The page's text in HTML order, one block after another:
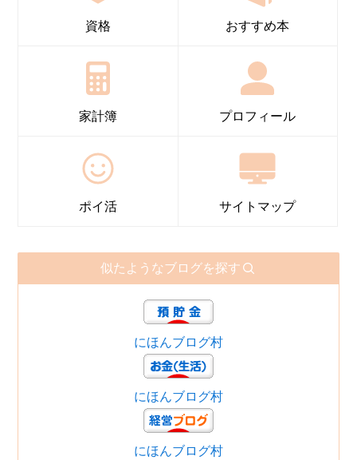
資格 おすすめ本
家計簿 プロフィール
ポイ活 サイトマップ
似たようなブログを探す
にほんブログ村
にほんブログ村
にほんブログ村